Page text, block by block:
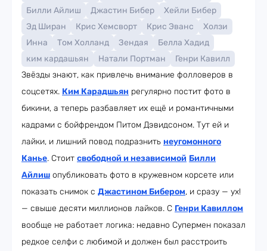
Билли Айлиш
Джастин Бибер
Хейли Бибер
Эд Ширан
Крис Хемсворт Крис Эванс
Холзи
Инна
Том Холланд Зендая
Белла Хадид
ким кардашьян
Натали Портман
Генри Кавилл
Звёзды знают, как привлечь внимание фолловеров в
соцсетях. Ким Карадшьян регулярно постит фото в
бикини, а теперь разбавляет их ещё и романтичными
кадрами с бойфрендом Питом Дэвидсоном. Тут ей и
лайки, и лишний повод подразнить неугомонного
Канье. Стоит свободной и независимой Билли
Айлиш опубликовать фото в кружевном корсете или
показать снимок с Джастином Бибером, и сразу — ух!
— свыше десяти миллионов лайков. С Генри Кавиллом
вообще не работает логика: недавно Супермен показал
редкое селфи с любимой и должен был расстроить